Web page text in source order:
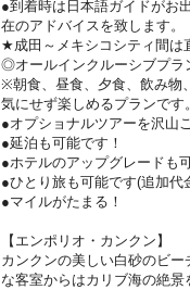
●到着時は日本語ガイドがお
在のアドバイスを致します。
★成田～メキシコシティ間は
◎オールインクルーシブプラ
※朝食、昼食、夕食、飲み物
気にせず楽しめるプランです。
●オプショナルツアーを沢山
●延泊も可能です！
●ホテルのアップグレードも
●ひとり旅も可能です(追加代
●マイルがたまる！
【エンポリオ・カンクン】
カンクンの美しい白砂のビ
な客室からはカリブ海の絶